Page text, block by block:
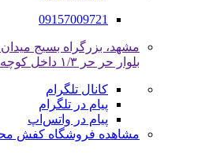
09157009721
مشهد، بزرگراه بسیج
بلوار حر حر ۱/۳ داخل کوچه بلوک صنعتی چهارم
کانال تلگرام
پیام در تلگرام
پیام در واتس‌اپ
مشاهده فروشگاه کفش